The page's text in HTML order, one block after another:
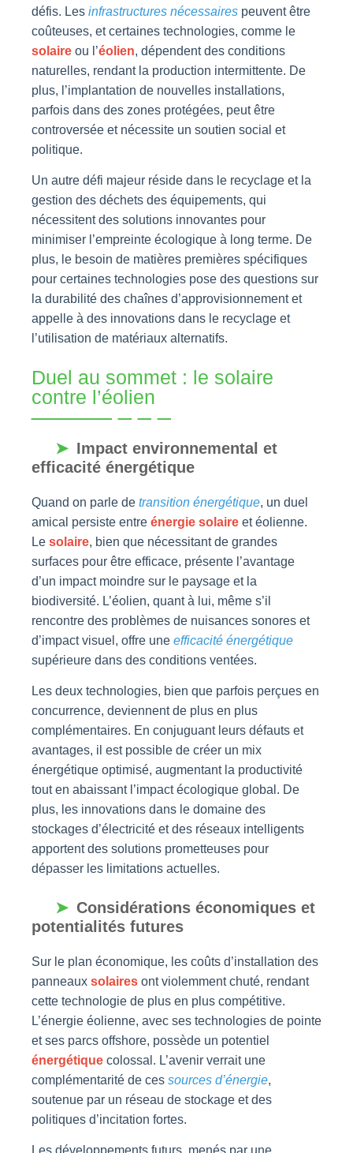
défis. Les infrastructures nécessaires peuvent être
coûteuses, et certaines technologies, comme le
solaire ou l’éolien, dépendent des conditions
naturelles, rendant la production intermittente. De
plus, l’implantation de nouvelles installations,
parfois dans des zones protégées, peut être
controversée et nécessite un soutien social et
politique.
Un autre défi majeur réside dans le recyclage et la
gestion des déchets des équipements, qui
nécessitent des solutions innovantes pour
minimiser l’empreinte écologique à long terme. De
plus, le besoin de matières premières spécifiques
pour certaines technologies pose des questions sur
la durabilité des chaînes d’approvisionnement et
appelle à des innovations dans le recyclage et
l’utilisation de matériaux alternatifs.
Duel au sommet : le solaire
contre l’éolien
Impact environnemental et
efficacité énergétique
Quand on parle de transition énergétique, un duel
amical persiste entre énergie solaire et éolienne.
Le solaire, bien que nécessitant de grandes
surfaces pour être efficace, présente l’avantage
d’un impact moindre sur le paysage et la
biodiversité. L’éolien, quant à lui, même s’il
rencontre des problèmes de nuisances sonores et
d’impact visuel, offre une efficacité énergétique
supérieure dans des conditions ventées.
Les deux technologies, bien que parfois perçues en
concurrence, deviennent de plus en plus
complémentaires. En conjuguant leurs défauts et
avantages, il est possible de créer un mix
énergétique optimisé, augmentant la productivité
tout en abaissant l’impact écologique global. De
plus, les innovations dans le domaine des
stockages d’électricité et des réseaux intelligents
apportent des solutions prometteuses pour
dépasser les limitations actuelles.
Considérations économiques et
potentialités futures
Sur le plan économique, les coûts d’installation des
panneaux solaires ont violemment chuté, rendant
cette technologie de plus en plus compétitive.
L’énergie éolienne, avec ses technologies de pointe
et ses parcs offshore, possède un potentiel
énergétique colossal. L’avenir verrait une
complémentarité de ces sources d’énergie,
soutenue par un réseau de stockage et des
politiques d’incitation fortes.
Les développements futurs, menés par une